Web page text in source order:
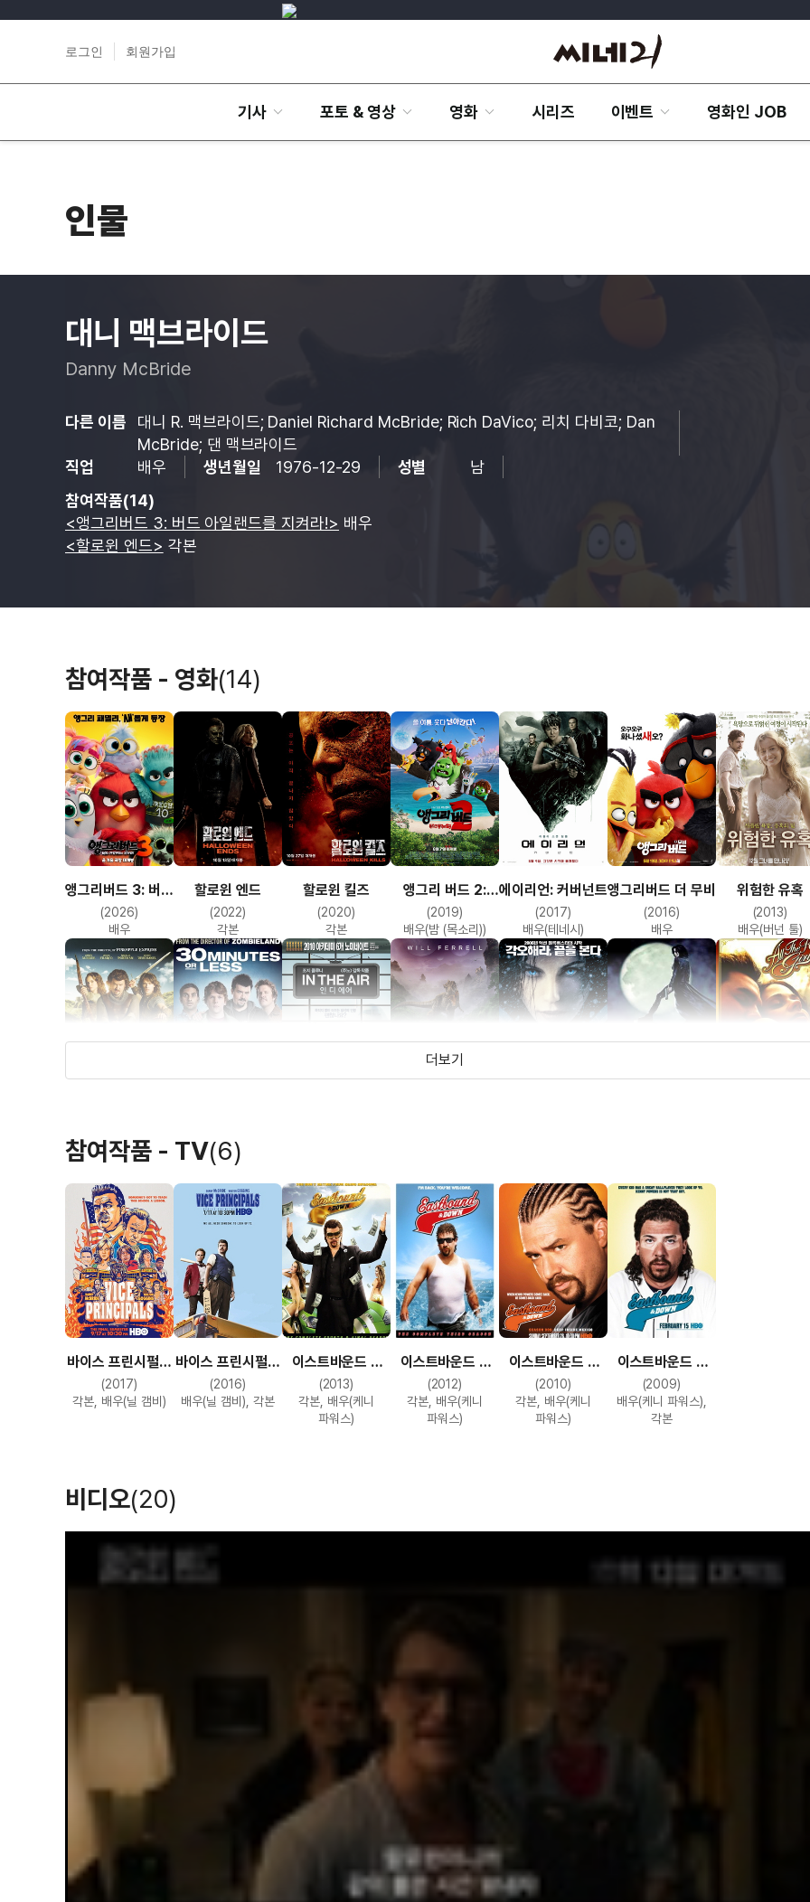
로그인 회원가입
기사 포토 & 영상 영화 시리즈 이벤트 영화인 JOB
인물
대니 맥브라이드
Danny McBride
다른 이름
대니 R. 맥브라이드; Daniel Richard McBride; Rich DaVico; 리치 다비코; Dan
McBride; 댄 맥브라이드
직업
배우 생년월일 1976-12-29 성별
남
참여작품(14)
<앵그리버드 3: 버드 아일랜드를 지켜라!> 배우
<할로윈 엔드> 각본
참여작품 - 영화(14)
앵그리버드 3: 버드
아일랜드를
지켜라!
(2026)
배우
할로윈 엔드
(2022)
각본
할로윈 킬즈
(2020)
각본
앵그리 버드 2:
독수리 왕국의 침공
(2019)
배우(밤 (목소리))
에이리언: 커버넌트
(2017)
배우(테네시)
앵그리버드 더 무비
(2016)
배우
위험한 유혹
(2013)
배우(버넌 툴)
(2011)
배우(타데우스)
레스
(2011)
배우
더보기
참여작품 - TV(6)
바이스 프린시펄스
시즌 2
(2017)
각본, 배우(닐 갬비)
바이스 프린시펄스
시즌 1
(2016)
배우(닐 갬비), 각본
이스트바운드 &
다운 시즌 4
(2013)
각본, 배우(케니
파워스)
이스트바운드 &
다운 시즌 3
(2012)
각본, 배우(케니
파워스)
이스트바운드 &
다운 시즌 2
(2010)
각본, 배우(케니
파워스)
이스트바운드 &
다운 시즌 1
(2009)
배우(케니 파워스),
각본
비디오(20)